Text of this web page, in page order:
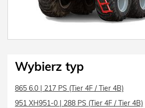
Wybierz typ
865 6.0 | 217 PS (Tier 4F / Tier 4B)
951 XH951-0 | 288 PS (Tier 4F / Tier 4B)